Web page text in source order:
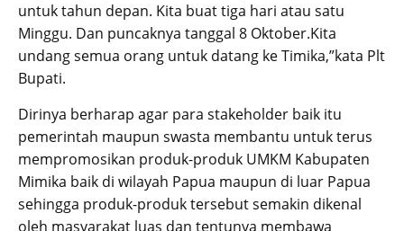
untuk tahun depan. Kita buat tiga hari atau satu
Minggu. Dan puncaknya tanggal 8 Oktober.Kita
undang semua orang untuk datang ke Timika,”kata Plt
Bupati.
Dirinya berharap agar para stakeholder baik itu
pemerintah maupun swasta membantu untuk terus
mempromosikan produk-produk UMKM Kabupaten
Mimika baik di wilayah Papua maupun di luar Papua
sehingga produk-produk tersebut semakin dikenal
oleh masyarakat luas dan tentunya membawa